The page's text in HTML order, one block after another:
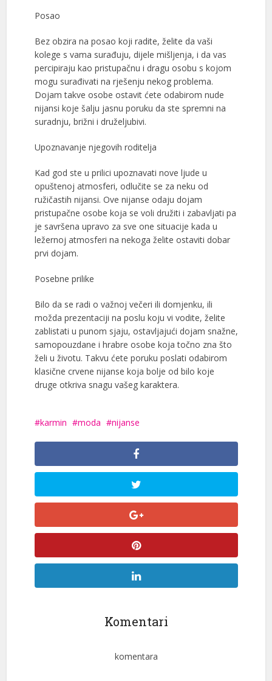
Posao
Bez obzira na posao koji radite, želite da vaši
kolege s vama surađuju, dijele mišljenja, i da vas
percipiraju kao pristupačnu i dragu osobu s kojom
mogu surađivati na rješenju nekog problema.
Dojam takve osobe ostavit ćete odabirom nude
nijansi koje šalju jasnu poruku da ste spremni na
suradnju, brižni i druželjubivi.
Upoznavanje njegovih roditelja
Kad god ste u prilici upoznavati nove ljude u
opuštenoj atmosferi, odlučite se za neku od
ružičastih nijansi. Ove nijanse odaju dojam
pristupačne osobe koja se voli družiti i zabavljati pa
je savršena upravo za sve one situacije kada u
ležernoj atmosferi na nekoga želite ostaviti dobar
prvi dojam.
Posebne prilike
Bilo da se radi o važnoj večeri ili domjenku, ili
možda prezentaciji na poslu koju vi vodite, želite
zablistati u punom sjaju, ostavljajući dojam snažne,
samopouzdane i hrabre osobe koja točno zna što
želi u životu. Takvu ćete poruku poslati odabirom
klasične crvene nijanse koja bolje od bilo koje
druge otkriva snagu vašeg karaktera.
karmin moda nijanse
Komentari
komentara